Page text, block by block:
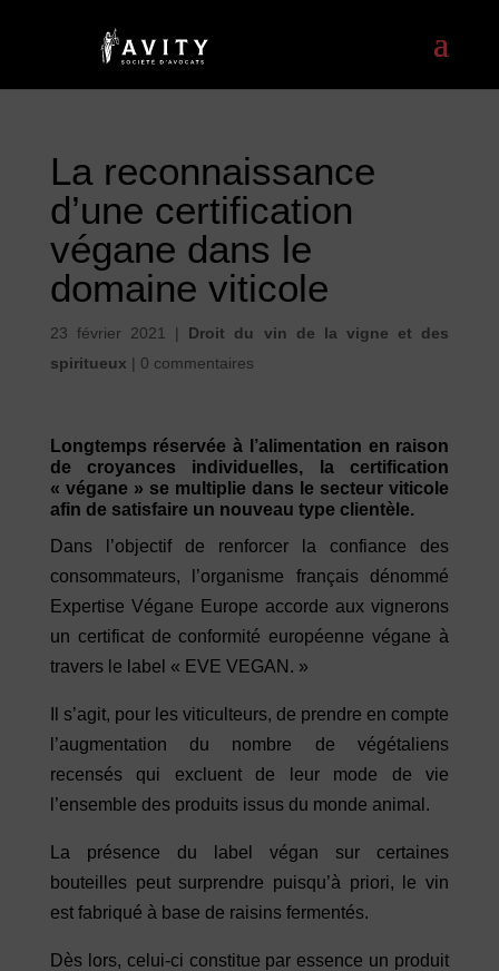
La reconnaissance
d’une certification
végane dans le
domaine viticole
23 février 2021 | Droit du vin de la vigne et des
spiritueux | 0 commentaires
Longtemps réservée à l’alimentation en raison
de croyances individuelles, la certification
« végane » se multiplie dans le secteur viticole
afin de satisfaire un nouveau type clientèle.
Dans l’objectif de renforcer la confiance des
consommateurs, l’organisme français dénommé
Expertise Végane Europe accorde aux vignerons
un certificat de conformité européenne végane à
travers le label « EVE VEGAN. »
Il s’agit, pour les viticulteurs, de prendre en compte
l’augmentation du nombre de végétaliens
recensés qui excluent de leur mode de vie
l’ensemble des produits issus du monde animal.
La présence du label végan sur certaines
bouteilles peut surprendre puisqu’à priori, le vin
est fabriqué à base de raisins fermentés.
Dès lors, celui-ci constitue par essence un produit